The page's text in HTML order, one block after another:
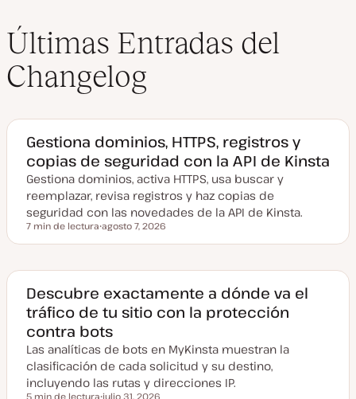
Últimas Entradas del
Changelog
Gestiona dominios, HTTPS, registros y
copias de seguridad con la API de Kinsta
Gestiona dominios, activa HTTPS, usa buscar y
reemplazar, revisa registros y haz copias de
seguridad con las novedades de la API de Kinsta.
Tiempo de lectura
7 min de lectura
e
h
c
u
a
l
i
a
d
a
agosto 7, 2026
Descubre exactamente a dónde va el
tráfico de tu sitio con la protección
contra bots
Las analíticas de bots en MyKinsta muestran la
clasificación de cada solicitud y su destino,
incluyendo las rutas y direcciones IP.
5 min de lectura julio 31, 2026